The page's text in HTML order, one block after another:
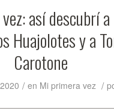
así descubrí a
Huajolotes y a
Carotone
/ en Mi primera vez /